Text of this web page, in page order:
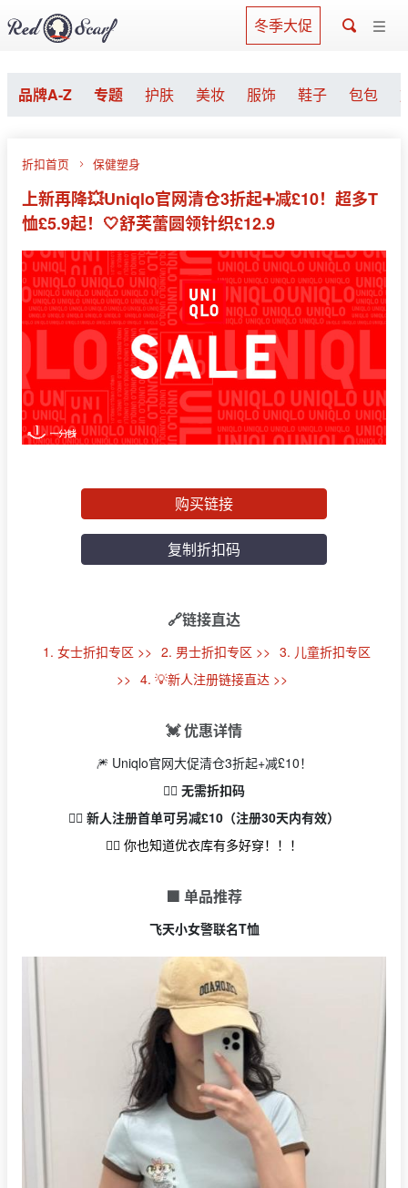
冬季大促
品牌A-Z 专题 护肤 美妆 服饰 鞋子 包包
折扣首页 保健塑身
上新再降💥Uniqlo官网清仓3折起➕减£10！超多T
恤£5.9起！🤍舒芙蕾圆领针织£12.9
购买链接
复制折扣码
🔗链接直达
1. 女士折扣专区 >> 2. 男士折扣专区 >> 3. 儿童折扣专区
>> 4. 💡新人注册链接直达 >>
💓 优惠详情
🎆 Uniqlo官网大促清仓3折起+减£10！
👉🏻 无需折扣码
👉🏻 新人注册首单可另减£10（注册30天内有效）
👉🏻 你也知道优衣库有多好穿！！！
🟩 单品推荐
飞天小女警联名T恤